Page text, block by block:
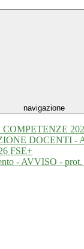
navigazione
DOCENTI -
FSE+
- AVVISO -